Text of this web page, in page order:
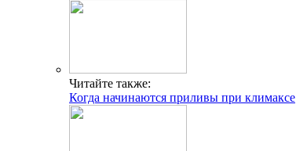
Читайте также:
Когда начинаются приливы при климаксе